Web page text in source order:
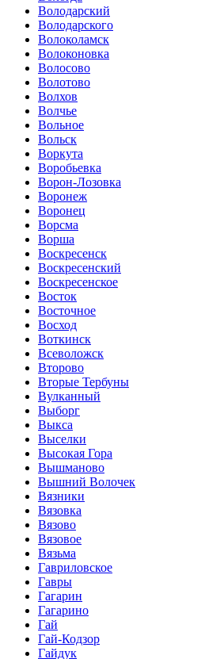
Володарский
Володарского
Волоколамск
Волоконовка
Волосово
Волотово
Волхов
Волчье
Вольное
Вольск
Воркута
Воробьевка
Ворон-Лозовка
Воронеж
Воронец
Ворсма
Ворша
Воскресенск
Воскресенский
Воскресенское
Восток
Восточное
Восход
Воткинск
Всеволожск
Второво
Вторые Тербуны
Вулканный
Выборг
Выкса
Выселки
Высокая Гора
Вышманово
Вышний Волочек
Вязники
Вязовка
Вязово
Вязовое
Вязьма
Гавриловское
Гавры
Гагарин
Гагарино
Гай
Гай-Кодзор
Гайдук